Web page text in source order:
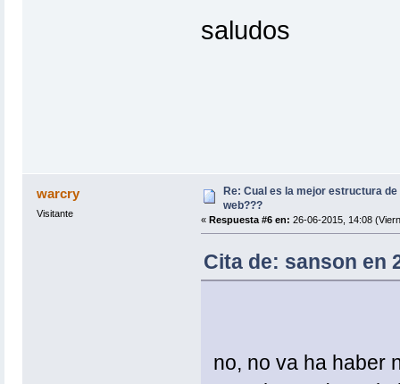
saludos
warcry
Visitante
Re: Cual es la mejor estructura
web???
« Respuesta #6 en: 26-06-2015, 14:08
Cita de: sanson en
no, no va ha haber